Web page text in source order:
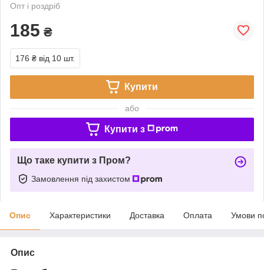
Опт і роздріб
185 ₴
176 ₴ від 10 шт.
Купити
або
Купити з
Що таке купити з Пром?
Замовлення під захистом
Опис Характеристики Доставка Оплата Умови
Опис